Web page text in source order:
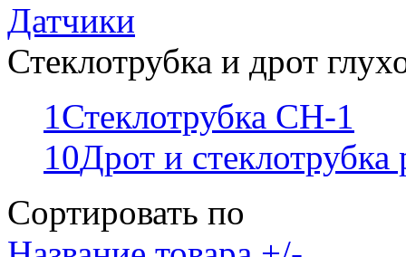
Датчики
Стеклотрубка и дрот
1Стеклотрубка СН-1
10Дрот и
Сортировать по